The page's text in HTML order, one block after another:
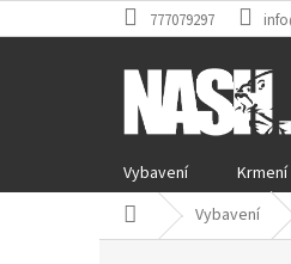
na
777079297
Vybavení Krmení
Domů Vybavení